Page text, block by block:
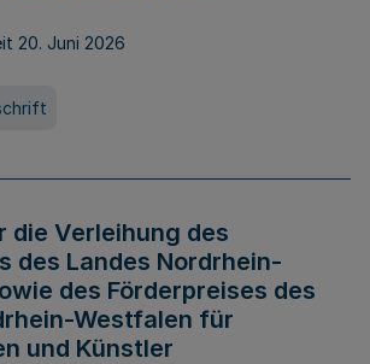
20. Juni 2026
die Verleihung des
des Landes Nordrhein-
des Förderpreises des
Westfalen für
und Künstler